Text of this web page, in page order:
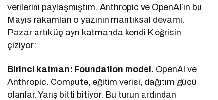
verilerini paylaşmıştım. Anthropic ve OpenAI’ın bu
Mayıs rakamları o yazının mantıksal devamı.
Pazar artık üç ayrı katmanda kendi K eğrisini
çiziyor:
Birinci katman: Foundation model. OpenAI ve
Anthropic. Compute, eğitim verisi, dağıtım gücü
olanlar. Yarış bitti bitiyor. Bu turun ardından